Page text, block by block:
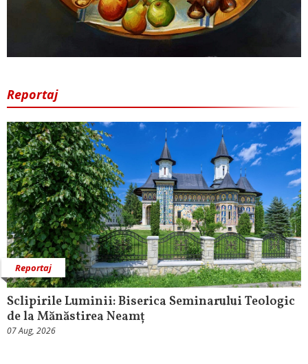
Reportaj
Reportaj
Sclipirile Luminii: Biserica Seminarului Teologic
de la Mănăstirea Neamț
07 Aug, 2026